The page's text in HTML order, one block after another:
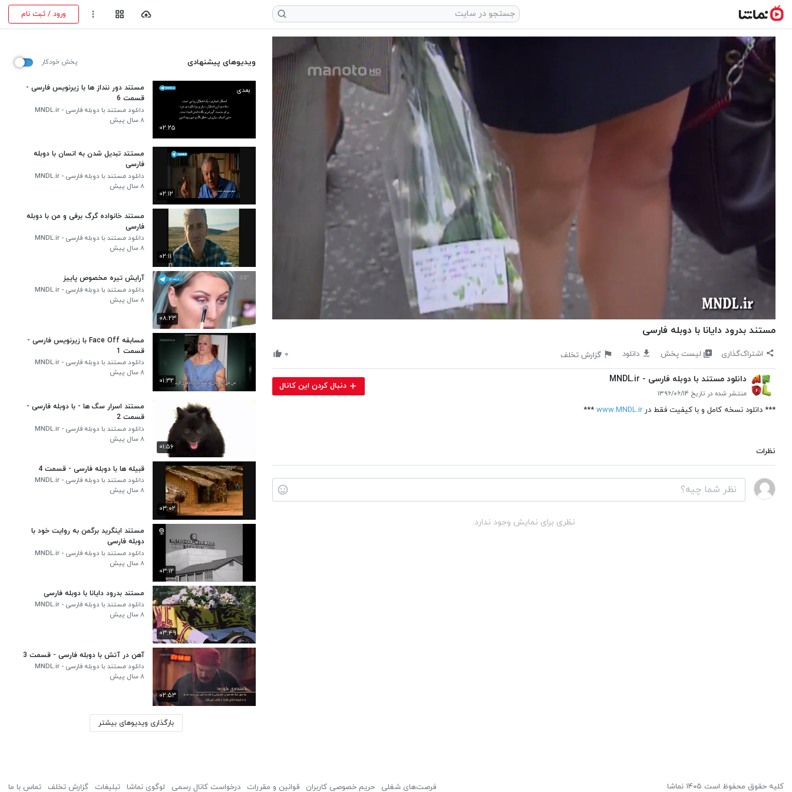
ورود / ثبت نام
مستند بدرود دایانا با دوبله فارسی
اشتراک‌گذاری لیست پخش دانلود گزارش تخلف ۰
دانلود مستند با دوبله فارسی - MNDL.ir
منتشر شده در تاریخ ۱۳۹۶/۰۶/۱۴
دنبال کردن این کانال
*** دانلود نسخه کامل و با کیفیت فقط درwww.MNDL.ir
***
نظرات
نظری برای نمایش وجود ندارد.
ویدیوهای پیشنهادی پخش خودکار
۰۲:۲۵
بعدی
مستند دور ننداز ها با زیرنویس فارسی -
قسمت 6
دانلود مستند با دوبله فارسی - MNDL.ir
۸ سال پیش
۰۲:۱۲
مستتد تبدیل شدن به انسان با دوبله
فارسی
دانلود مستند با دوبله فارسی - MNDL.ir
۸ سال پیش
۰۲:۱۱
مستند خانواده گرگ برفی و من با دوبله
فارسی
دانلود مستند با دوبله فارسی - MNDL.ir
۸ سال پیش
۰۸:۲۳
آرایش تیره مخصوص پاییز
دانلود مستند با دوبله فارسی - MNDL.ir
۸ سال پیش
۰۱:۳۲
مسابقه Face Off با زیرنویس فارسی -
قسمت 1
دانلود مستند با دوبله فارسی - MNDL.ir
۸ سال پیش
۰۱:۵۶
مستند اسرار سگ ها - با دوبله فارسی -
قسمت 2
دانلود مستند با دوبله فارسی - MNDL.ir
۸ سال پیش
۰۳:۰۲
قبیله ها با دوبله فارسی - قسمت 4
دانلود مستند با دوبله فارسی - MNDL.ir
۸ سال پیش
۰۳:۱۲
مستند اینگرید برگمن به روایت خود با
دوبله فارسی
دانلود مستند با دوبله فارسی - MNDL.ir
۸ سال پیش
۰۳:۴۹
مستند بدرود دایانا با دوبله فارسی
دانلود مستند با دوبله فارسی - MNDL.ir
۸ سال پیش
۰۲:۵۳
آهن در آتش با دوبله فارسی - قسمت 3
دانلود مستند با دوبله فارسی - MNDL.ir
۸ سال پیش
بارگذاری ویدیوهای بیشتر
کلیه حقوق محفوظ است ۱۴۰۵ نماشا فرصت‌های شغلی حریم خصوصی کاربران قوانین و مقررات درخواست کانال رسمی لوگوی نماشا تبلیغات گزارش تخلف تماس با ما